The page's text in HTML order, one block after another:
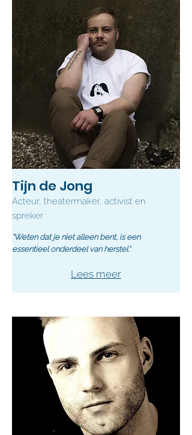
Tijn de Jong
Acteur, theatermaker, activist en
spreker
"Weten dat je niet alleen bent, is een
essentieel onderdeel van herstel."
Lees meer